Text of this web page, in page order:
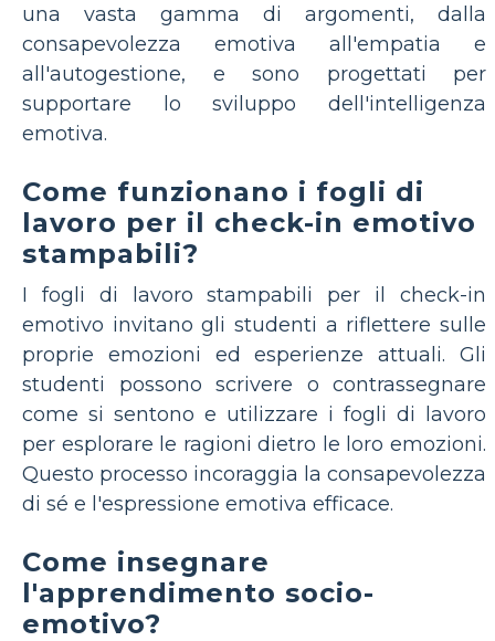
una vasta gamma di argomenti, dalla
consapevolezza emotiva all'empatia e
all'autogestione, e sono progettati per
supportare lo sviluppo dell'intelligenza
emotiva.
Come funzionano i fogli di
lavoro per il check-in emotivo
stampabili?
I fogli di lavoro stampabili per il check-in
emotivo invitano gli studenti a riflettere sulle
proprie emozioni ed esperienze attuali. Gli
studenti possono scrivere o contrassegnare
come si sentono e utilizzare i fogli di lavoro
per esplorare le ragioni dietro le loro emozioni.
Questo processo incoraggia la consapevolezza
di sé e l'espressione emotiva efficace.
Come insegnare
l'apprendimento socio-
emotivo?